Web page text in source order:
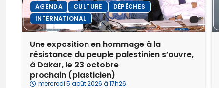
AGENDA CULTURE
DÉPÊCHES
INTERNATIONAL
Une exposition en hommage à la
résistance du peuple palestinien s’ouvre,
à Dakar, le 23 octobre
prochain (plasticien)
mercredi 5 août 2026 à 17h26